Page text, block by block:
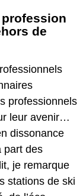
de
professionnels
leur avenir…
dissonance
part des
je remarque
stations de ski